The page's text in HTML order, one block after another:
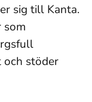
sig till Kanta.
stöder